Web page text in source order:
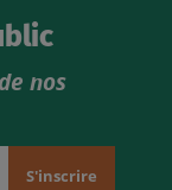
nos